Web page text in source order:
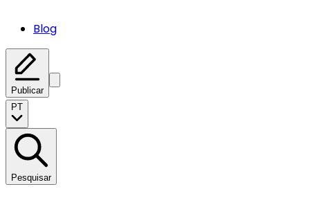
Blog
Publicar
PT
Pesquisar